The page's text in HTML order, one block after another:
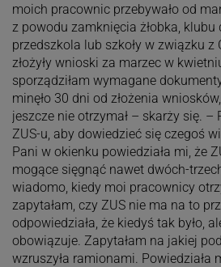
moich pracownic przebywało od
z powodu zamknięcia żłobka, klubu
przedszkola lub szkoły w związku z
złożyły wnioski za marzec w
sporządziłam wymagane
minęło 30 dni od złożenia
jeszcze nie otrzymał – skarży się. –
ZUS-u, aby dowiedzieć się czegoś
Pani w okienku powiedziała mi, że
mogące sięgnąć nawet dwóch-
wiadomo, kiedy moi pracownicy
zapytałam, czy ZUS nie ma na to
odpowiedziała, że kiedyś tak było,
obowiązuje. Zapytałam na jakiej
wzruszyła ramionami. Powiedziała